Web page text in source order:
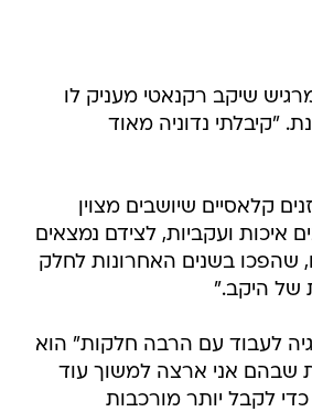
שיקב רקנאטי מעניק לו
"קיבלתי נדוניה מאוד
קלאסיים שיושבים מצוין
איכות ועקביות, לצידם נמצאים
שהפכו בשנים האחרונות לחלק
של היקב."
לעבוד עם הרבה חלקות" הוא
שבהם אני ארצה למשוך עוד
לקבל יותר מורכבות